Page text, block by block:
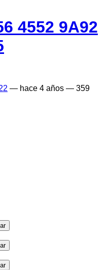
4552 9A92
— hace 4 años — 359